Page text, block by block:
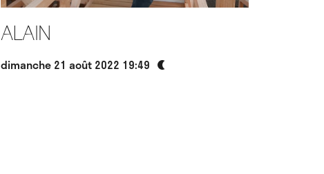
Alain
dimanche 21 août 2022 19:49